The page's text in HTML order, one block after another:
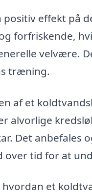
positiv effekt på
forfriskende,
velvære.
træning.
af et
alvorlige
Det anbefales
tid for at
et